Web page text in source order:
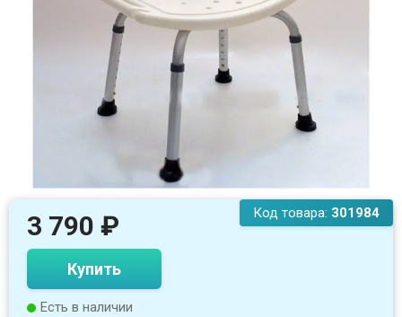
Код товара: 301984
3 790 ₽
Купить
Есть в наличии